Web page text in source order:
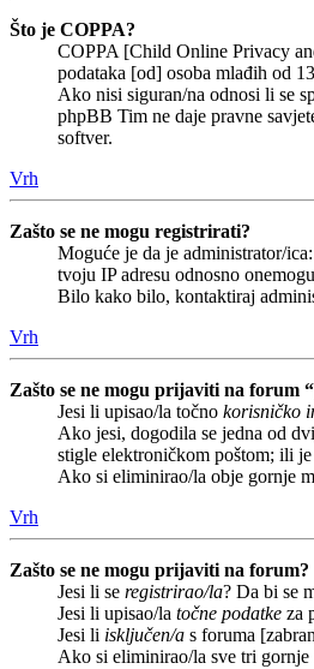
Što je COPPA?
COPPA [Child Online Privacy
podataka [od] osoba mlađih od
Ako nisi siguran/na odnosi li se
phpBB Tim ne daje pravne
softver.
Vrh
Zašto se ne mogu registrirati?
Moguće je da je administrator/
tvoju IP adresu odnosno
Bilo kako bilo, kontaktiraj
Vrh
Zašto se ne mogu prijaviti na forum
Jesi li upisao/la točno korisničko
Ako jesi, dogodila se jedna od
stigle elektroničkom poštom; ili
Ako si eliminirao/la obje gornje
Vrh
Zašto se ne mogu prijaviti na forum?
Jesi li se registrirao/la? Da bi se
Jesi li upisao/la točne podatke za
Jesi li isključen/a s foruma
Ako si eliminirao/la sve tri